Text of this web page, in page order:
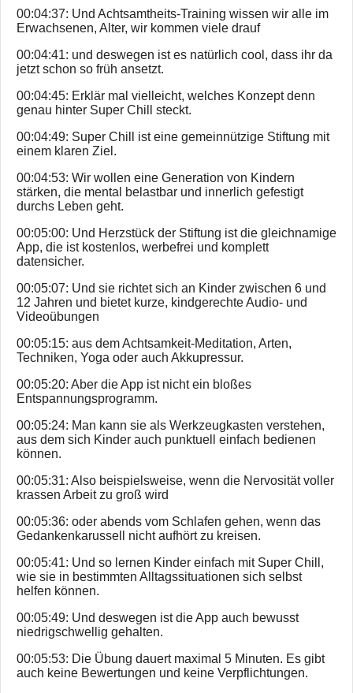
00:04:37: Und Achtsamtheits-Training wissen wir alle im
Erwachsenen, Alter, wir kommen viele drauf
00:04:41: und deswegen ist es natürlich cool, dass ihr da
jetzt schon so früh ansetzt.
00:04:45: Erklär mal vielleicht, welches Konzept denn
genau hinter Super Chill steckt.
00:04:49: Super Chill ist eine gemeinnützige Stiftung mit
einem klaren Ziel.
00:04:53: Wir wollen eine Generation von Kindern
stärken, die mental belastbar und innerlich gefestigt
durchs Leben geht.
00:05:00: Und Herzstück der Stiftung ist die gleichnamige
App, die ist kostenlos, werbefrei und komplett
datensicher.
00:05:07: Und sie richtet sich an Kinder zwischen 6 und
12 Jahren und bietet kurze, kindgerechte Audio- und
Videoübungen
00:05:15: aus dem Achtsamkeit-Meditation, Arten,
Techniken, Yoga oder auch Akkupressur.
00:05:20: Aber die App ist nicht ein bloßes
Entspannungsprogramm.
00:05:24: Man kann sie als Werkzeugkasten verstehen,
aus dem sich Kinder auch punktuell einfach bedienen
können.
00:05:31: Also beispielsweise, wenn die Nervosität voller
krassen Arbeit zu groß wird
00:05:36: oder abends vom Schlafen gehen, wenn das
Gedankenkarussell nicht aufhört zu kreisen.
00:05:41: Und so lernen Kinder einfach mit Super Chill,
wie sie in bestimmten Alltagssituationen sich selbst
helfen können.
00:05:49: Und deswegen ist die App auch bewusst
niedrigschwellig gehalten.
00:05:53: Die Übung dauert maximal 5 Minuten. Es gibt
auch keine Bewertungen und keine Verpflichtungen.